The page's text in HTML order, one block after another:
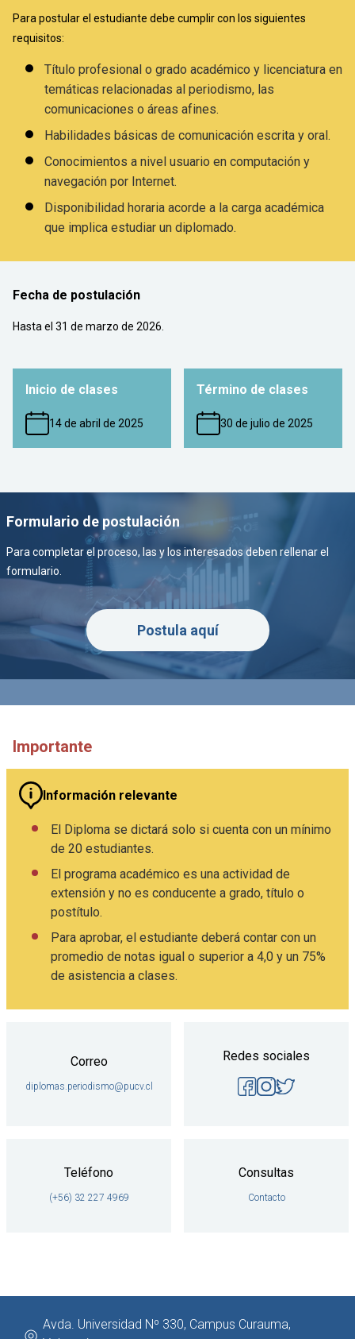
Para postular el estudiante debe cumplir con los siguientes
requisitos:
Título profesional o grado académico y licenciatura en
temáticas relacionadas al periodismo, las
comunicaciones o áreas afines.
Habilidades básicas de comunicación escrita y oral.
Conocimientos a nivel usuario en computación y
navegación por Internet.
Disponibilidad horaria acorde a la carga académica
que implica estudiar un diplomado.
Fecha de postulación
Hasta el 31 de marzo de 2026.
Inicio de clases
14 de abril de 2025
Término de clases
30 de julio de 2025
Formulario de postulación
Para completar el proceso, las y los interesados deben rellenar el
formulario.
Postula aquí
Importante
Información relevante
El Diploma se dictará solo si cuenta con un mínimo
de 20 estudiantes.
El programa académico es una actividad de
extensión y no es conducente a grado, título o
postítulo.
Para aprobar, el estudiante deberá contar con un
promedio de notas igual o superior a 4,0 y un 75%
de asistencia a clases.
Correo
diplomas.periodismo@pucv.cl
Redes sociales
Teléfono
(+56) 32 227 4969
Consultas
Contacto
Avda. Universidad Nº 330, Campus Curauma,